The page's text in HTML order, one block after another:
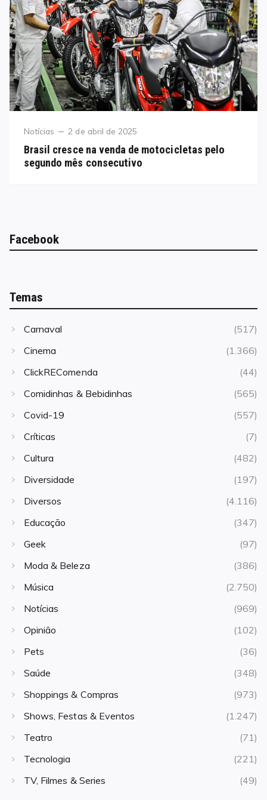
Category
Notícias
Posted
2 de abril de 2025
Brasil cresce na venda de motocicletas pelo
segundo mês consecutivo
Facebook
Temas
Carnaval
(517)
Cinema
(1.366)
ClickREComenda
(44)
Comidinhas & Bebidinhas
(565)
Covid-19
(557)
Críticas
(7)
Cultura
(482)
Diversidade
(197)
Diversos
(4.116)
Educação
(347)
Geek
(97)
Moda & Beleza
(386)
Música
(2.750)
Notícias
(969)
Opinião
(102)
Pets
(36)
Saúde
(348)
Shoppings & Compras
(973)
Shows, Festas & Eventos
(1.247)
Teatro
(71)
Tecnologia
(221)
TV, Filmes & Series
(49)